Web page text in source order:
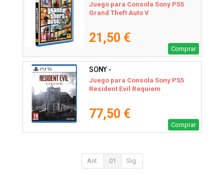
Juego para Consola Sony PS5
Grand Theft Auto V
21,50 €
Comprar
SONY -
Juego para Consola Sony PS5
Resident Evil Requiem
77,50 €
Comprar
Ant. 01 Sig.